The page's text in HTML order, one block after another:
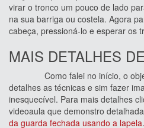
virar o tronco um pouco de lado
na sua barriga ou costela. Agora
cabeça, pressioná-lo e esperar os
MAIS DETALHES
Como falei no início, o
detalhes as técnicas e sim fazer
inesquecível. Para mais detalhes
videoaula que demonstro
da guarda fechada usando a lapela.